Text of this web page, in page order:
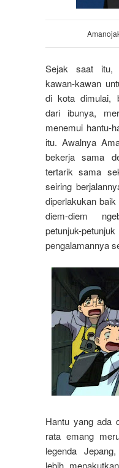
Sejak saat itu,
kawan-kawan
di kota dimulai,
dari ibunya,
menemui hantu-
itu. Awalnya
bekerja sama
tertarik sama
seiring
diperlakukan
diem-diem
petunjuk-
pengalamannya
Hantu yang ada
rata emang
legenda
lebih